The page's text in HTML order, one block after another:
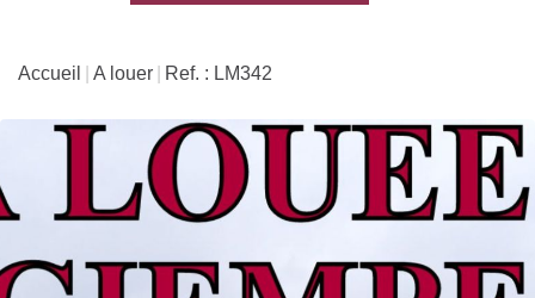
Accueil A louer Ref. : LM342